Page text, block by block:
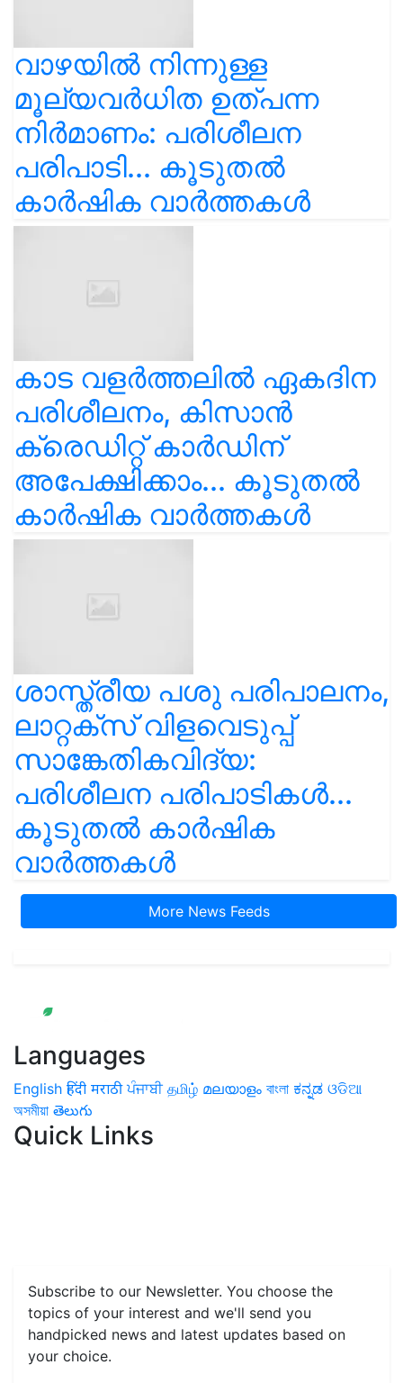
വാഴയിൽ നിന്നുള്ള
മൂല്യവർധിത ഉത്പന്ന
നിർമാണം: പരിശീലന
പരിപാടി... കൂടുതൽ
കാർഷിക വാർത്തകൾ
കാട വളര്‍ത്തലിൽ ഏകദിന
പരിശീലനം, കിസാൻ
ക്രെഡിറ്റ് കാർഡിന്
അപേക്ഷിക്കാം... കൂടുതൽ
കാർഷിക വാർത്തകൾ
ശാസ്ത്രീയ പശു പരിപാലനം,
ലാറ്റക്സ് വിളവെടുപ്പ്
സാങ്കേതികവിദ്യ:
പരിശീലന പരിപാടികൾ...
കൂടുതൽ കാർഷിക
വാർത്തകൾ
More News Feeds
Languages
English हिंदी मराठी ਪੰਜਾਬੀ தமிழ் മലയാളം বাংলা ಕನ್ನಡ ଓଡିଆ
অসমীয়া తెలుగు
Quick Links
Subscribe to our Newsletter. You choose the
topics of your interest and we'll send you
handpicked news and latest updates based on
your choice.